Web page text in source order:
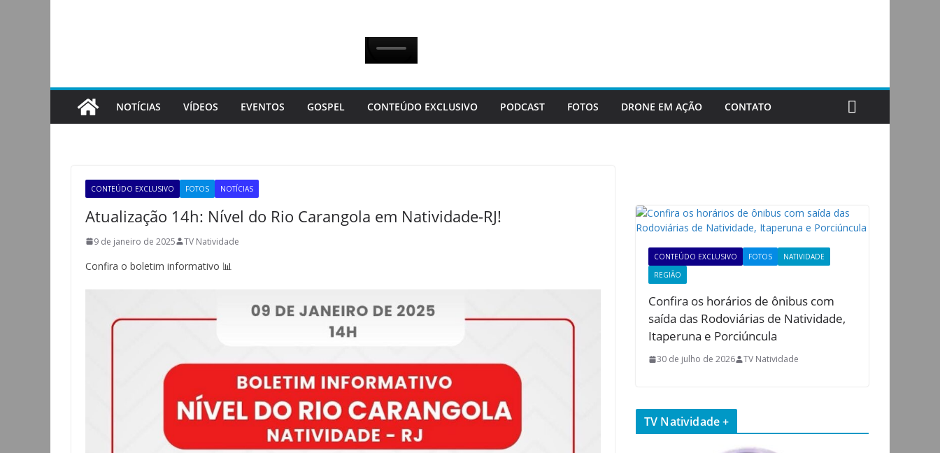
NOTÍCIAS VÍDEOS EVENTOS GOSPEL CONTEÚDO EXCLUSIVO PODCAST FOTOS DRONE EM AÇÃO CONTATO
CONTEÚDO EXCLUSIVO FOTOS NOTÍCIAS
Atualização 14h: Nível do Rio Carangola em Natividade-RJ!
9 de janeiro de 2025 TV Natividade
Confira o boletim informativo 📊
CONTEÚDO EXCLUSIVO FOTOS
NATIVIDADE
REGIÃO
Confira os horários de ônibus com
saída das Rodoviárias de Natividade,
Itaperuna e Porciúncula
30 de julho de 2026 TV Natividade
TV Natividade +